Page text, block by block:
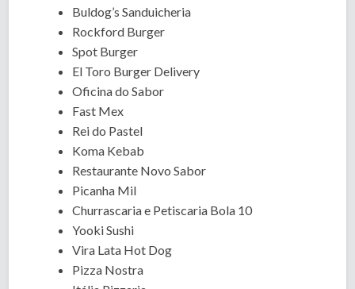
Buldog’s Sanduicheria
Rockford Burger
Spot Burger
El Toro Burger Delivery
Oficina do Sabor
Fast Mex
Rei do Pastel
Koma Kebab
Restaurante Novo Sabor
Picanha Mil
Churrascaria e Petiscaria Bola 10
Yooki Sushi
Vira Lata Hot Dog
Pizza Nostra